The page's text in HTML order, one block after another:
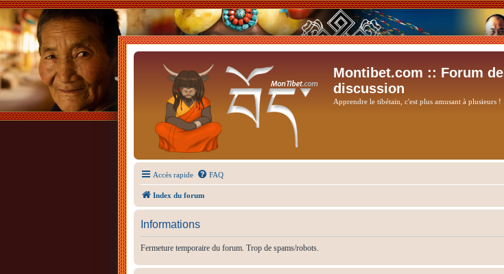
Montibet.com :: Forum de
discussion
Apprendre le tibétain, c'est plus amusant à plusieurs !
Accès rapide FAQ
Index du forum
Informations
Fermeture temporaire du forum. Trop de spams/robots.